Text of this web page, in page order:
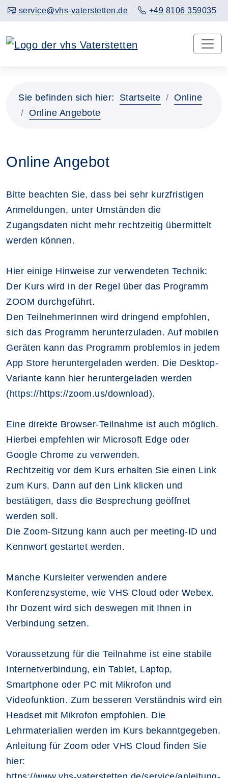
service@vhs-vaterstetten.de +49 8106 359035
Sie befinden sich hier: Startseite
Online
Online Angebote
Online Angebot
Bitte beachten Sie, dass bei sehr kurzfristigen
Anmeldungen, unter Umständen die
Zugangsdaten nicht mehr rechtzeitig übermittelt
werden können.
Hier einige Hinweise zur verwendeten Technik:
Der Kurs wird in der Regel über das Programm
ZOOM durchgeführt.
Den TeilnehmerInnen wird dringend empfohlen,
sich das Programm herunterzuladen. Auf mobilen
Geräten kann das Programm problemlos in jedem
App Store heruntergeladen werden. Die Desktop-
Variante kann hier heruntergeladen werden
(https://https://zoom.us/download).
Eine direkte Browser-Teilnahme ist auch möglich.
Hierbei empfehlen wir Microsoft Edge oder
Google Chrome zu verwenden.
Rechtzeitig vor dem Kurs erhalten Sie einen Link
zum Kurs. Dann auf den Link klicken und
bestätigen, dass die Besprechung geöffnet
werden soll.
Die Zoom-Sitzung kann auch per meeting-ID und
Kennwort gestartet werden.
Manche Kursleiter verwenden andere
Konferenzsysteme, wie VHS Cloud oder Webex.
Ihr Dozent wird sich deswegen mit Ihnen in
Verbindung setzen.
Voraussetzung für die Teilnahme ist eine stabile
Internetverbindung, ein Tablet, Laptop,
Smartphone oder PC mit Mikrofon und
Videofunktion. Zum besseren Verständnis wird ein
Headset mit Mikrofon empfohlen. Die
Lehrmaterialien werden im Kurs bekanntgegeben.
Anleitung für Zoom oder VHS Cloud finden Sie
hier: